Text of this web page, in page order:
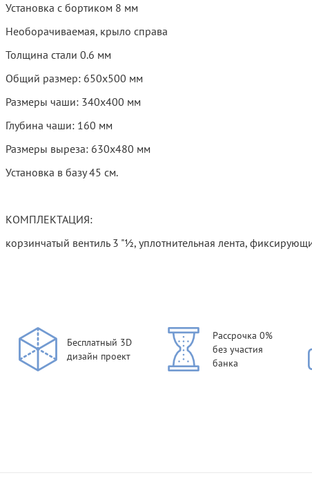
Установка с бортиком 8 мм
Необорачиваемая, крыло справа
Толщина стали 0.6 мм
Общий размер: 650х500 мм
Размеры чаши: 340х400 мм
Глубина чаши: 160 мм
Размеры выреза: 630х480 мм
Установка в базу 45 см.
КОМПЛЕКТАЦИЯ:
корзинчатый вентиль 3 "½, уплотнительная лента,
Бесплатный 3D
дизайн проект
Рассрочка 0%
без участия
банка